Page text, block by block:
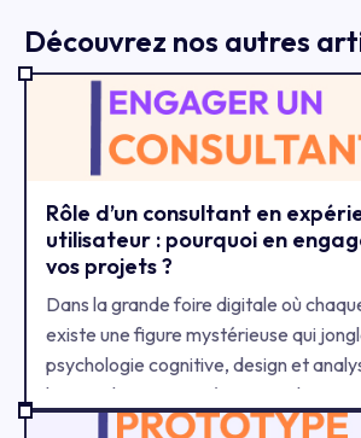
Découvrez nos autres
Rôle d’un consultant en
utilisateur : pourquoi en
vos projets ?
Dans la grande foire digitale où
existe une figure mystérieuse qui
psychologie cognitive, design et
le consultant en expérience utilisateur
le considèrent comme un alchimiste